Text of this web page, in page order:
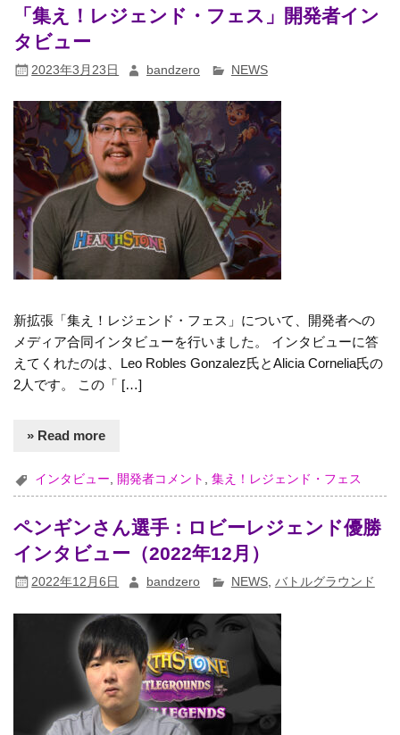
「集え！レジェンド・フェス」開発者イン
タビュー
2023年3月23日 bandzero NEWS
新拡張「集え！レジェンド・フェス」について、開発者への
メディア合同インタビューを行いました。 インタビューに答
えてくれたのは、Leo Robles Gonzalez氏とAlicia Cornelia氏の
2人です。 この「 […]
» Read more
インタビュー 開発者コメント ,集え！レジェンド・フェス
ペンギンさん選手：ロビーレジェンド優勝
インタビュー（2022年12月）
2022年12月6日 bandzero NEWS, バトルグラウンド